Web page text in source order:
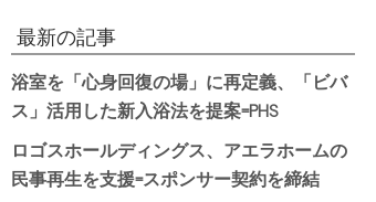
最新の記事
浴室を「心身回復の場」に再定義、「ビバ
ス」活用した新入浴法を提案=PHS
ロゴスホールディングス、アエラホームの
民事再生を支援=スポンサー契約を締結